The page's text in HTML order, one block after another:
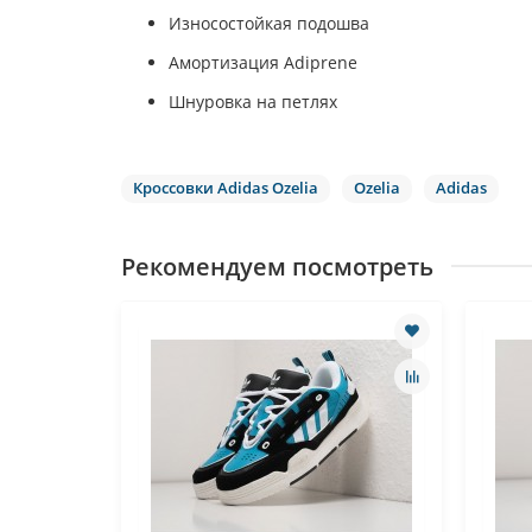
Износостойкая подошва
Амортизация Adiprene
Шнуровка на петлях
Кроссовки Adidas Ozelia Ozelia Adidas
Рекомендуем посмотреть